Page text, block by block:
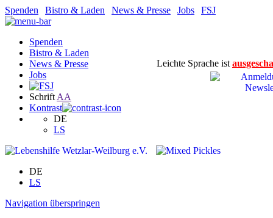
Spenden Bistro & Laden News & Presse Jobs FSJ
Spenden
Bistro & Laden
News & Presse
Jobs
Schrift AA
Kontrast
DE
LS
Leichte Sprache ist
DE
LS
Navigation überspringen